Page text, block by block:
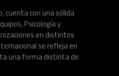
cuenta con una sólida
Psicología y
en distintos
se refleja en
una forma distinta de